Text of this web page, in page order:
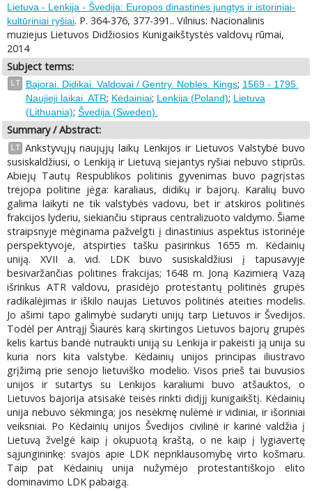
Lietuva - Lenkija - Švedija: Europos dinastinės jungtys ir istoriniai-
kultūriniai ryšiai. P. 364-376, 377-391.. Vilnius: Nacionalinis
muziejus Lietuvos Didžiosios Kunigaikštystės valdovų rūmai,
2014
Subject terms:
LT Bajorai. Didikai. Valdovai / Gentry. Nobles. Kings; 1569 - 1795.
Naujieji laikai. ATR; Kėdainiai; Lenkija (Poland); Lietuva
(Lithuania); Švedija (Sweden).
Summary / Abstract:
LT Ankstyvųjų naujųjų laikų Lenkijos ir Lietuvos Valstybė buvo
susiskaldžiusi, o Lenkiją ir Lietuvą siejantys ryšiai nebuvo stiprūs.
Abiejų Tautų Respublikos politinis gyvenimas buvo pagrįstas
trejopa politine jėga: karaliaus, didikų ir bajorų. Karalių buvo
galima laikyti ne tik valstybės vadovu, bet ir atskiros politinės
frakcijos lyderiu, siekiančiu stipraus centralizuoto valdymo. Šiame
straipsnyje mėginama pažvelgti į dinastinius aspektus istorinėje
perspektyvoje, atspirties tašku pasirinkus 1655 m. Kėdainių
uniją. XVII a. vid. LDK buvo susiskaldžiusi į tapusavyje
besivaržančias politines frakcijas; 1648 m. Joną Kazimierą Vazą
išrinkus ATR valdovu, prasidėjo protestantų politinės grupės
radikalėjimas ir iškilo naujas Lietuvos politinės ateities modelis.
Jo ašimi tapo galimybė sudaryti unijų tarp Lietuvos ir Švedijos.
Todėl per Antrąjį Šiaurės karą skirtingos Lietuvos bajorų grupės
kelis kartus bandė nutraukti uniją su Lenkija ir pakeisti ją unija su
kuria nors kita valstybe. Kėdainių unijos principas iliustravo
grįžimą prie senojo lietuviško modelio. Visos prieš tai buvusios
unijos ir sutartys su Lenkijos karaliumi buvo atšauktos, o
Lietuvos bajorija atsisakė teisės rinkti didįjį kunigaikštį. Kėdainių
unija nebuvo sėkminga; jos nesėkmę nulėmė ir vidiniai, ir išoriniai
veiksniai. Po Kėdainių unijos Švedijos civilinė ir karinė valdžia į
Lietuvą žvelgė kaip į okupuotą kraštą, o ne kaip į lygiavertę
sąjungininkę: svajos apie LDK nepriklausomybę virto košmaru.
Taip pat Kėdainių unija nužymėjo protestantiškojo elito
dominavimo LDK pabaigą.